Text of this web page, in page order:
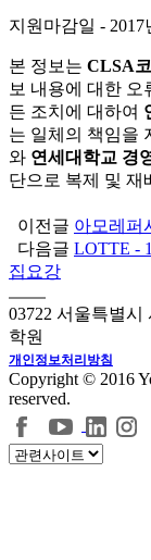
지원마감일 - 2017
본 정보는 CLSA
보 내용에 대한 오
든 조치에 대하여
는 일체의 책임을
와 연세대학교 경
단으로 복제 및 재
이전글 아모레퍼
다음글 LOTTE -
집요강
03722 서울특별
학원
개인정보처리방침
Copyright © 2016
reserved.